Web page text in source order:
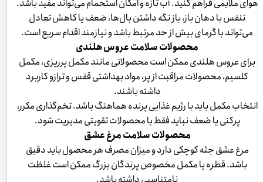
هوای ملایمی فراهم کنید. آب تازه و امکان استحمام می‌تواند مفید باشد.
تنفس با دهان باز، باز نگه داشتن بال‌ها، ضعف یا کاهش تعادل
می‌تواند با گرمای بیش از حد مرتبط باشد و نیازمند اقدام سریع است.
محصولات سلامت عروس هلندی
برای عروس هلندی ممکن است محصولاتی مانند مکمل پرریزی، مکمل
کلسیم، محصولات مراقبت از پر، مواد بهداشتی قفس و ترازو کاربرد
داشته باشند.
انتخاب مکمل باید با رژیم غذایی پرنده هماهنگ باشد. تخم‌گذاری مکرر،
پرکنی یا ضعف نباید فقط با محصولات تقویتی مدیریت شود.
محصولات سلامت مرغ عشق
مرغ عشق جثه کوچکی دارد و میزان مصرف هر محصول باید دقیق
باشد. قطره یا مکمل مخصوص پرندگان بزرگ ممکن است غلظت